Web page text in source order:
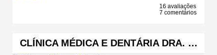
16 avaliações
7 comentários
CLÍNICA MÉDICA E DENTÁRIA DRA. …